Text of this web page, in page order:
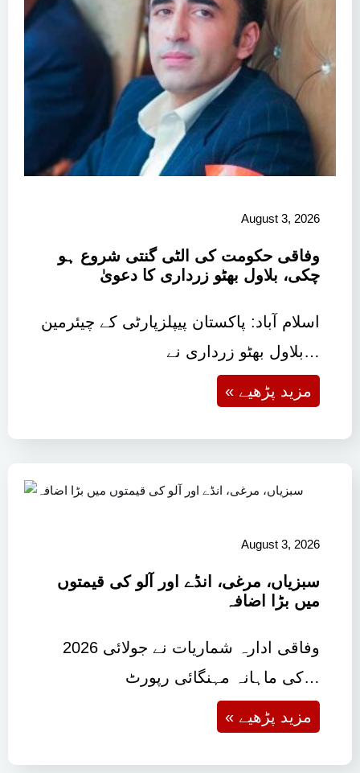
August 3, 2026
وفاقی حکومت کی الٹی گنتی شروع ہو
چکی، بلاول بھٹو زرداری کا دعویٰ
اسلام آباد: پاکستان پیپلزپارٹی کے چیئرمین
بلاول بھٹو زرداری نے…
« مزید پڑھیے
August 3, 2026
سبزیاں، مرغی، انڈے اور آلو کی قیمتوں
میں بڑا اضافہ
وفاقی ادارہ شماریات نے جولائی 2026
کی ماہانہ مہنگائی رپورٹ…
« مزید پڑھیے